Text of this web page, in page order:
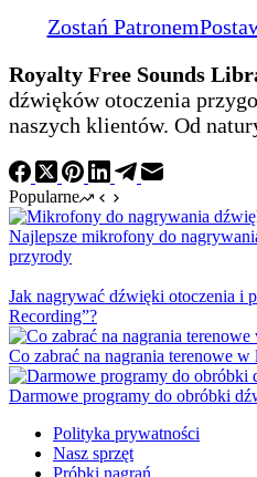
Zostań Patronem
Royalty Free Sounds
dźwięków otoczenia
naszych klientów. Od
Popularne
Najlepsze mikrofony do
przyrody
Jak nagrywać dźwięki otoczenia i
Recording”?
Co zabrać na nagrania terenowe w
Darmowe programy do obróbki
Polityka prywatności
Nasz sprzęt
Próbki nagrań